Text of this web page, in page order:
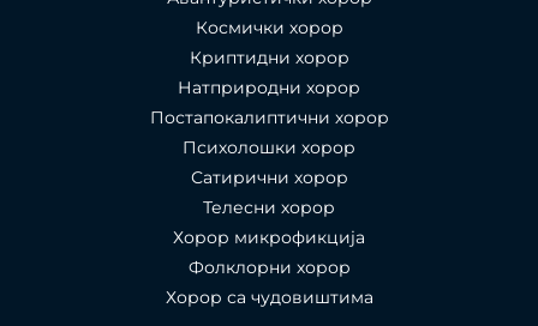
Космички хорор
Криптидни хорор
Натприродни хорор
Постапокалиптични хорор
Психолошки хорор
Сатирични хорор
Телесни хорор
Хорор микрофикција
Фолклорни хорор
Хорор са чудовиштима